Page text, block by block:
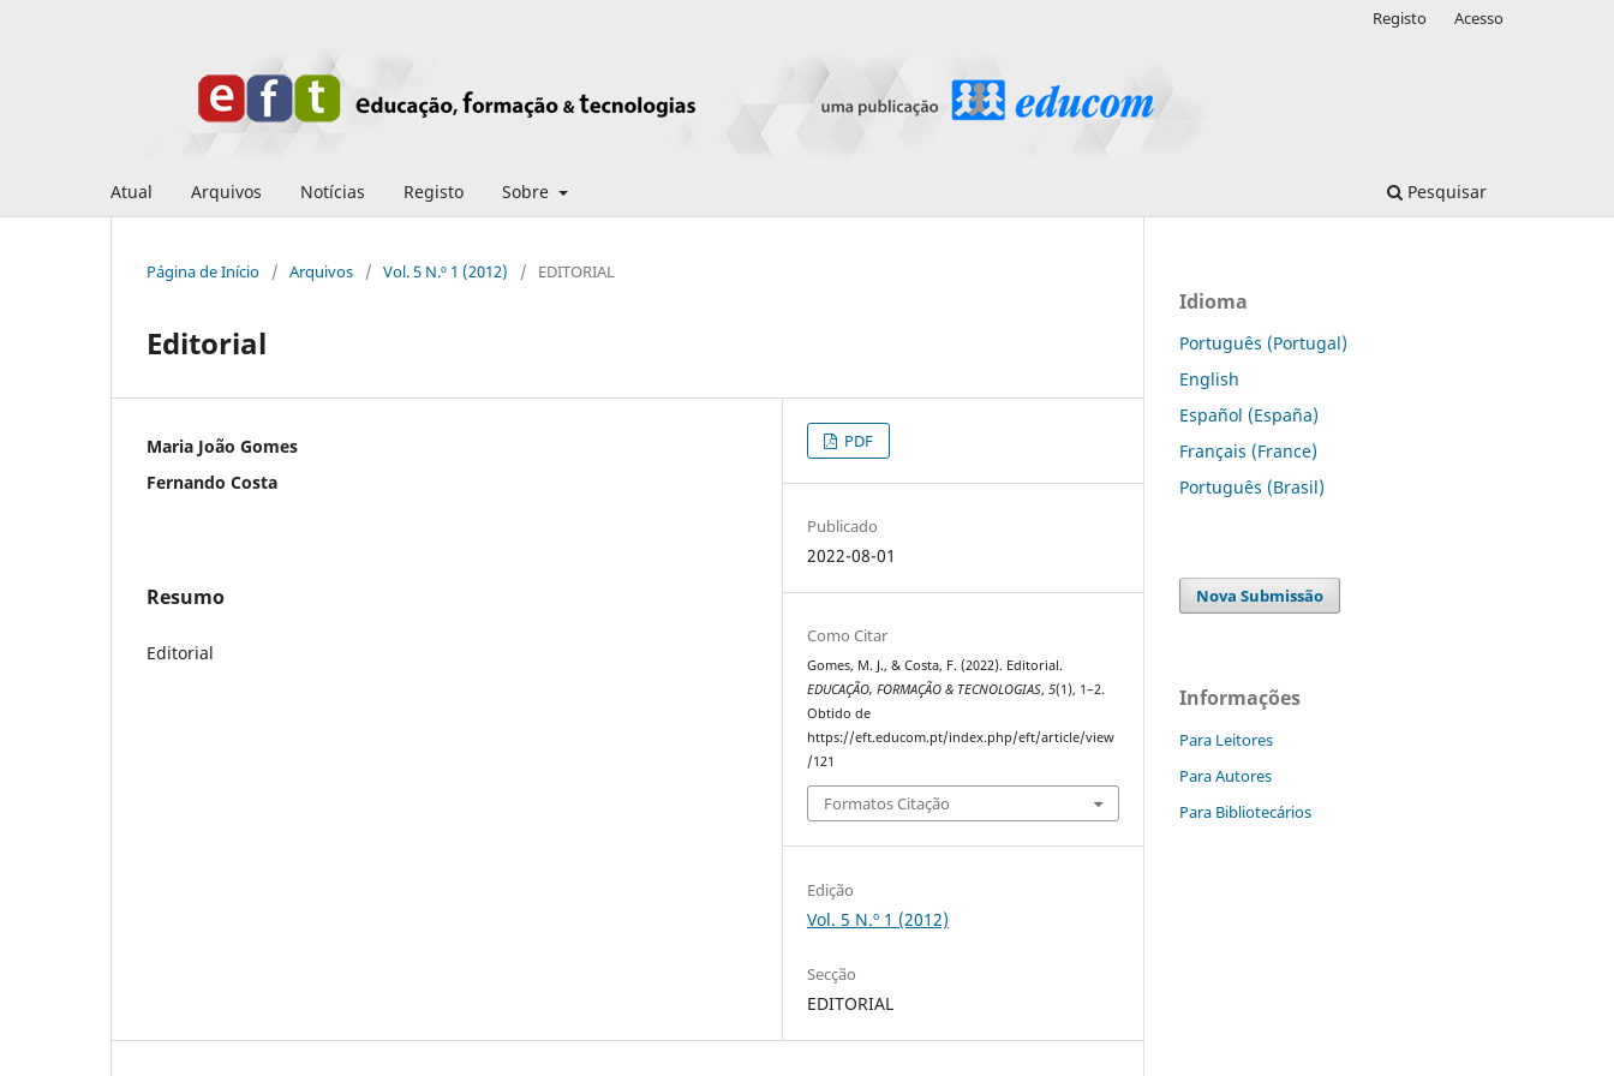
Atual Arquivos Notícias Registo Sobre Pesquisar
Registo Acesso
Página de Início / Arquivos / Vol. 5 N.º 1 (2012) / EDITORIAL
Editorial
Maria João Gomes
Fernando Costa
Resumo
Editorial
PDF
Publicado
2022-08-01
Como Citar
Gomes, M. J., & Costa, F. (2022). Editorial.
EDUCAÇÃO, FORMAÇÃO & TECNOLOGIAS,5(1), 1–2.
Obtido de
https://eft.educom.pt/index.php/eft/article/view
/121
Formatos Citação
Edição
Vol. 5 N.º 1 (2012)
Secção
EDITORIAL
Idioma
Português (Portugal)
English
Español (España)
Français (France)
Português (Brasil)
Nova Submissão
Informações
Para Leitores
Para Autores
Para Bibliotecários